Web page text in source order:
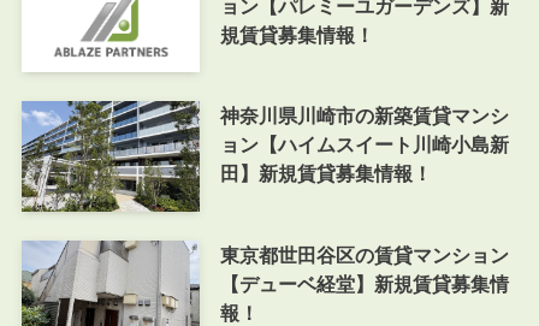
ョン【パレミーユガーデンズ】新
規賃貸募集情報！
神奈川県川崎市の新築賃貸マンシ
ョン【ハイムスイート川崎小島新
田】新規賃貸募集情報！
東京都世田谷区の賃貸マンション
【デューベ経堂】新規賃貸募集情
報！